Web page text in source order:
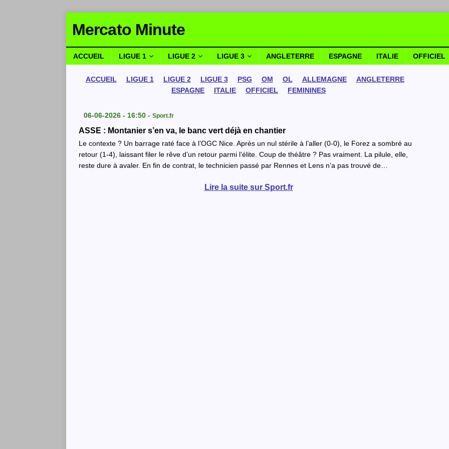
Mercato Minute
ACCUEIL LIGUE 1 LIGUE 2 LIGUE 3 ANGLETERRE ESPAGNE ITALIE OFFICIEL
ACCUEIL LIGUE 1 LIGUE 2 LIGUE 3 PSG OM OL ALLEMAGNE
ANGLETERRE
ESPAGNE
ITALIE OFFICIEL FEMININES
06-06-2026 - 16:50 - Sport.fr
ASSE : Montanier s’en va, le banc vert déjà en chantier
Le contexte ? Un barrage raté face à l’OGC Nice. Après un nul stérile à l’aller (0-0), le Forez a sombré au
retour (1-4), laissant filer le rêve d’un retour parmi l’élite. Coup de théâtre ? Pas vraiment. La pilule, elle,
reste dure à avaler. En fin de contrat, le technicien passé par Rennes et Lens n’a pas trouvé de…
Lire la suite sur Sport.fr